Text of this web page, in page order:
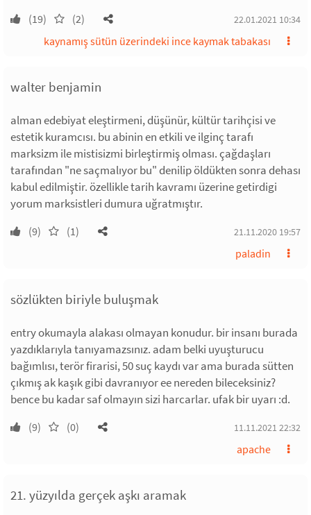
(19) (2) 22.01.2021 10:34
kaynamış sütün üzerindeki ince kaymak tabakası
walter benjamin
alman edebiyat eleştirmeni, düşünür, kültür tarihçisi ve
estetik kuramcısı. bu abinin en etkili ve ilginç tarafı
marksizm ile mistisizmi birleştirmiş olması. çağdaşları
tarafından "ne saçmalıyor bu" denilip öldükten sonra dehası
kabul edilmiştir. özellikle tarih kavramı üzerine getirdigi
yorum marksistleri dumura uğratmıştır.
(9) (1) 21.11.2020 19:57
paladin
sözlükten biriyle buluşmak
entry okumayla alakası olmayan konudur. bir insanı burada
yazdıklarıyla tanıyamazsınız. adam belki uyuşturucu
bağımlısı, terör firarisi, 50 suç kaydı var ama burada sütten
çıkmış ak kaşık gibi davranıyor ee nereden bileceksiniz?
bence bu kadar saf olmayın sizi harcarlar. ufak bir uyarı :d.
(9) (0) 11.11.2021 22:32
apache
21. yüzyılda gerçek aşkı aramak